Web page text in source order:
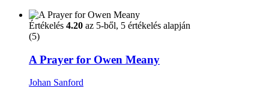
Értékelés 4.20 az 5-ből, 5 értékelés alapján
(5)
A Prayer for Owen Meany
Johan Sanford